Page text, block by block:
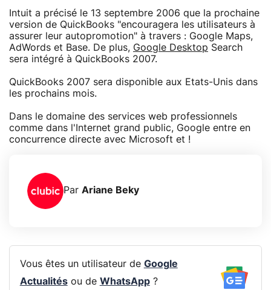
Intuit a précisé le 13 septembre 2006 que la prochaine
version de QuickBooks "encouragera les utilisateurs à
assurer leur autopromotion" à travers : Google Maps,
AdWords et Base. De plus, Google Desktop Search
sera intégré à QuickBooks 2007.
QuickBooks 2007 sera disponible aux Etats-Unis dans
les prochains mois.
Dans le domaine des services web professionnels
comme dans l'Internet grand public, Google entre en
concurrence directe avec Microsoft et !
Par Ariane Beky
Vous êtes un utilisateur de Google
Actualitésou de WhatsApp?